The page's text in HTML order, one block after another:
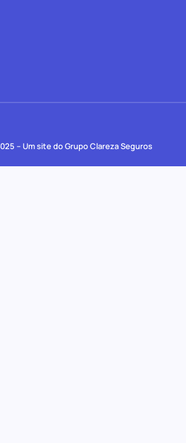
– Um site do Grupo Clareza Seguros